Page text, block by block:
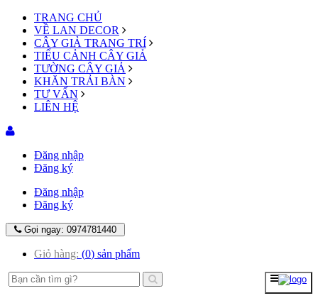
TRANG CHỦ
VỀ LAN DECOR
CÂY GIẢ TRANG TRÍ
TIỂU CẢNH CÂY GIẢ
TƯỜNG CÂY GIẢ
KHĂN TRẢI BÀN
TƯ VẤN
LIÊN HỆ
Đăng nhập
Đăng ký
Đăng nhập
Đăng ký
Gọi ngay: 0974781440
Giỏ hàng: (0) sản phẩm